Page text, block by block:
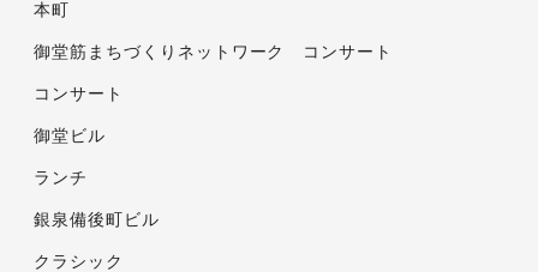
本町
御堂筋まちづくりネットワーク コンサート
コンサート
御堂ビル
ランチ
銀泉備後町ビル
クラシック